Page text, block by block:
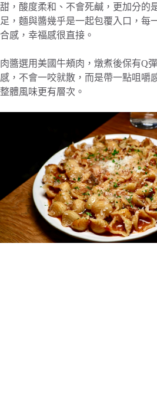
甜，酸度柔和、不會死鹹，更加分的
足，麵與醬幾乎是一起包覆入口，每
合感，幸福感很直接。
肉醬選用美國牛頰肉，燉煮後保有Q
感，不會一咬就散，而是帶一點咀嚼
整體風味更有層次。